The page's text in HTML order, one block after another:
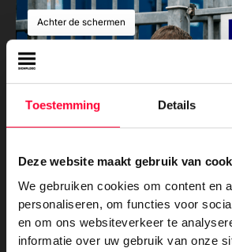
Toestemming Details
Deze website maakt gebruik van
We gebruiken cookies om content en
personaliseren, om functies voor
en om ons websiteverkeer te
informatie over uw gebruik van onze
Achter de schermen
Signploeg aangesloten
Innovators